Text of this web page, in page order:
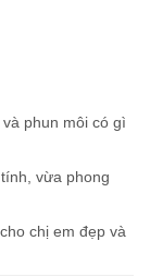
phun môi có gì
vừa phong
chị em đẹp và